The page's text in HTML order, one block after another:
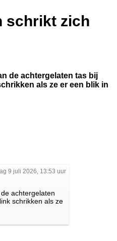
schrikt zich
de achtergelaten tas bij
als ze er een blik in
9 juli 2026, 13:53 uur
achtergelaten
schrikken als ze